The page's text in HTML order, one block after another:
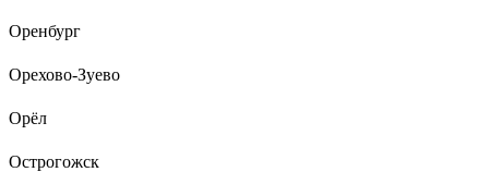
Оренбург
Орехово-Зуево
Орёл
Острогожск